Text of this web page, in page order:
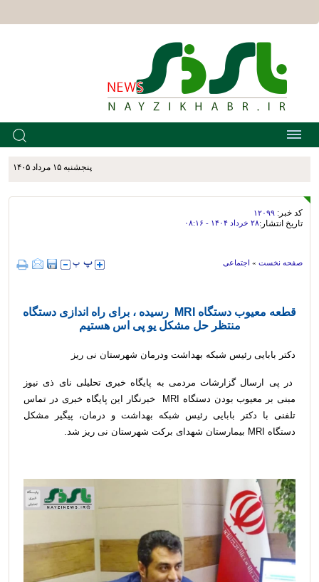
پنجشنبه ۱۵ مرداد ۱۴۰۵
کد خبر: ۱۲۰۹۹
تاریخ انتشار:۲۸ خرداد ۱۴۰۴ - ۰۸:۱۶
صفحه نخست » اجتماعی
قطعه معیوب دستگاه MRI رسیده ، برای راه اندازی دستگاه
منتظر حل مشکل یو پی اس هستیم
دکتر بابایی رئیس شبکه بهداشت ودرمان شهرستان نی ریز
در پی ارسال گزارشات مردمی به پایگاه خبری تحلیلی نای ذی نیوز
مبنی بر معیوب بودن دستگاه MRI خبرنگار این پایگاه خبری در تماس
تلفنی با دکتر بابایی رئیس شبکه بهداشت و درمان، پیگیر مشکل
دستگاه MRI بیمارستان شهدای برکت شهرستان نی ریز شد.